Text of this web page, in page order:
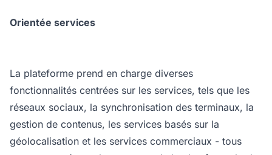
Orientée services
La plateforme prend en charge diverses
fonctionnalités centrées sur les services, tels que les
réseaux sociaux, la synchronisation des terminaux, la
gestion de contenus, les services basés sur la
géolocalisation et les services commerciaux - tous